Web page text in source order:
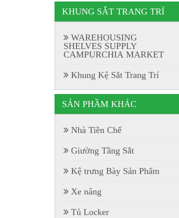
KHUNG SẮT TRANG TRÍ
WAREHOUSING
SHELVES SUPPLY
CAMPURCHIA MARKET
Khung Kệ Sắt Trang Trí
SẢN PHẦM KHÁC
Nhà Tiền Chế
Giường Tầng Sắt
Kệ trưng Bày Sản Phẩm
Xe nâng
Tủ Locker